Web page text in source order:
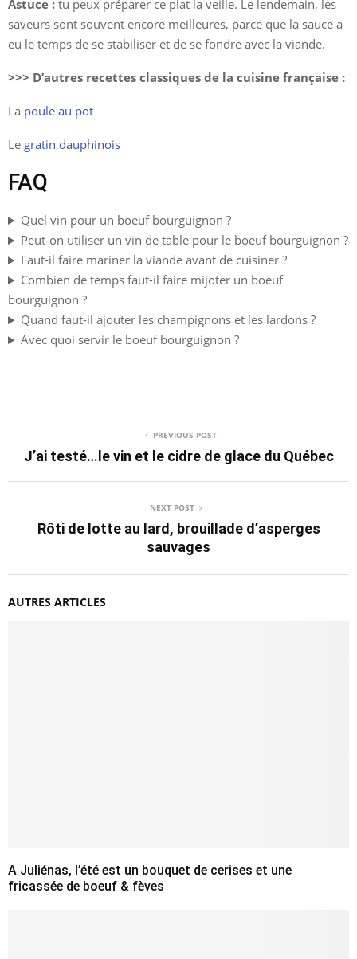
Astuce : tu peux préparer ce plat la veille. Le lendemain, les
saveurs sont souvent encore meilleures, parce que la sauce a
eu le temps de se stabiliser et de se fondre avec la viande.
>>> D’autres recettes classiques de la cuisine française :
La poule au pot
Le gratin dauphinois
FAQ
Quel vin pour un boeuf bourguignon ?
Peut-on utiliser un vin de table pour le boeuf bourguignon ?
Faut-il faire mariner la viande avant de cuisiner ?
Combien de temps faut-il faire mijoter un boeuf
bourguignon ?
Quand faut-il ajouter les champignons et les lardons ?
Avec quoi servir le boeuf bourguignon ?
PREVIOUS POST
J’ai testé…le vin et le cidre de glace du Québec
NEXT POST
Rôti de lotte au lard, brouillade d’asperges
sauvages
AUTRES ARTICLES
A Juliénas, l’été est un bouquet de cerises et une
fricassée de boeuf & fèves